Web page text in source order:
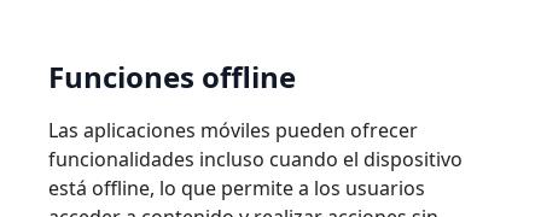
Funciones oﬄine
Las aplicaciones móviles pueden ofrecer
funcionalidades incluso cuando el dispositivo
está oﬄine, lo que permite a los usuarios